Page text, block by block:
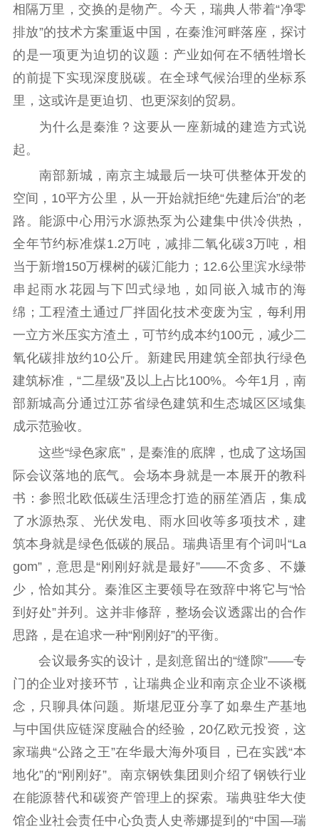
社科强省 工作通知
成果集萃
江苏文脉
资料下载
新闻宣传
主题宣传 对外宣传
记者之家
品牌栏目
精品生产 文化惠民
文化传承
文化交流
体制改革
文化产业
紫金文化艺术节
品牌活动 紫艺舞台
精神文明
文明创建 文明实践
文明培育
先进典型
社会宣传
思想政治教育 爱国主义教育
全民国防教育
红色资源保护利
新闻出版
精品出版 全民阅读
出版监管
扫黄打非
电影工作
电影创作 电影市场
机关党建
党建要闻 学习在线
文化人才
紫金人才 职称评审
数据资源
公共服务
新时代公民素养
提升资源库
新闻出版
政务服务
作品著作权
登记服务
相隔万里，交换的是物产。今天，瑞典人带着“净零
排放”的技术方案重返中国，在秦淮河畔落座，探讨
的是一项更为迫切的议题：产业如何在不牺牲增长
的前提下实现深度脱碳。在全球气候治理的坐标系
里，这或许是更迫切、也更深刻的贸易。
为什么是秦淮？这要从一座新城的建造方式说
起。
南部新城，南京主城最后一块可供整体开发的
空间，10平方公里，从一开始就拒绝“先建后治”的老
路。能源中心用污水源热泵为公建集中供冷供热，
全年节约标准煤1.2万吨，减排二氧化碳3万吨，相
当于新增150万棵树的碳汇能力；12.6公里滨水绿带
串起雨水花园与下凹式绿地，如同嵌入城市的海
绵；工程渣土通过厂拌固化技术变废为宝，每利用
一立方米压实方渣土，可节约成本约100元，减少二
氧化碳排放约10公斤。新建民用建筑全部执行绿色
建筑标准，“二星级”及以上占比100%。今年1月，南
部新城高分通过江苏省绿色建筑和生态城区区域集
成示范验收。
这些“绿色家底”，是秦淮的底牌，也成了这场国
际会议落地的底气。会场本身就是一本展开的教科
书：参照北欧低碳生活理念打造的丽笙酒店，集成
了水源热泵、光伏发电、雨水回收等多项技术，建
筑本身就是绿色低碳的展品。瑞典语里有个词叫“La
gom”，意思是“刚刚好就是最好”——不贪多、不嫌
少，恰如其分。秦淮区主要领导在致辞中将它与“恰
到好处”并列。这并非修辞，整场会议透露出的合作
思路，是在追求一种“刚刚好”的平衡。
会议最务实的设计，是刻意留出的“缝隙”——专
门的企业对接环节，让瑞典企业和南京企业不谈概
念，只聊具体问题。斯堪尼亚分享了如皋生产基地
与中国供应链深度融合的经验，20亿欧元投资，这
家瑞典“公路之王”在华最大海外项目，已在实践“本
地化”的“刚刚好”。南京钢铁集团则介绍了钢铁行业
在能源替代和碳资产管理上的探索。瑞典驻华大使
馆企业社会责任中心负责人史蒂娜提到的“中国—瑞